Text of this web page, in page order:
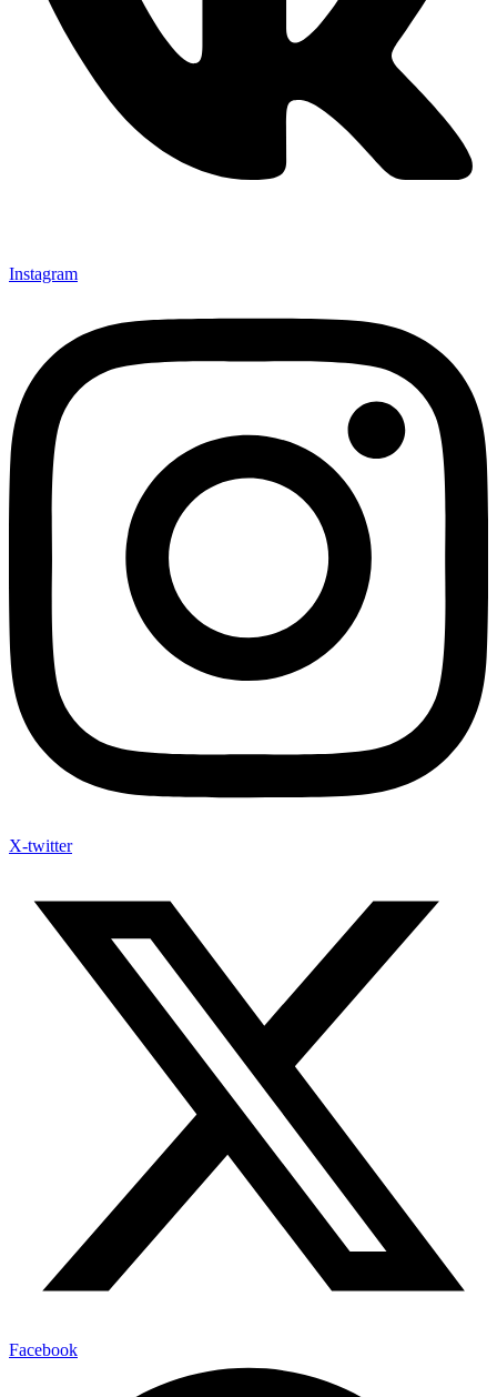
Instagram
X-twitter
Facebook